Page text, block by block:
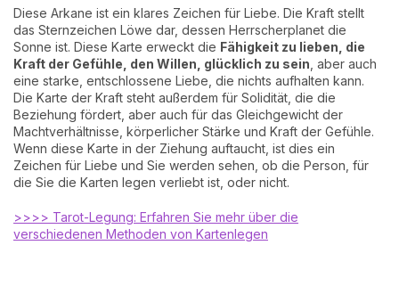
Diese Arkane ist ein klares Zeichen für Liebe. Die Kraft stellt
das Sternzeichen Löwe dar, dessen Herrscherplanet die
Sonne ist. Diese Karte erweckt die Fähigkeit zu lieben, die
Kraft der Gefühle, den Willen, glücklich zu sein , aber auch
eine starke, entschlossene Liebe, die nichts aufhalten kann.
Die Karte der Kraft steht außerdem für Solidität, die die
Beziehung fördert, aber auch für das Gleichgewicht der
Machtverhältnisse, körperlicher Stärke und Kraft der Gefühle.
Wenn diese Karte in der Ziehung auftaucht, ist dies ein
Zeichen für Liebe und Sie werden sehen, ob die Person, für
die Sie die Karten legen verliebt ist, oder nicht.
>>>> Tarot-Legung: Erfahren Sie mehr über die
verschiedenen Methoden von Kartenlegen